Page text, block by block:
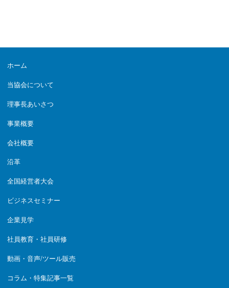
ホーム
当協会について
理事長あいさつ
事業概要
会社概要
沿革
全国経営者大会
ビジネスセミナー
企業見学
社員教育・社員研修
動画・音声/ツール販売
コラム・特集記事一覧